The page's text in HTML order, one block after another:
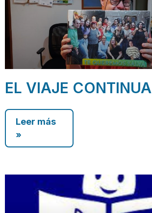
EL VIAJE CONTINUA
Leer más
»